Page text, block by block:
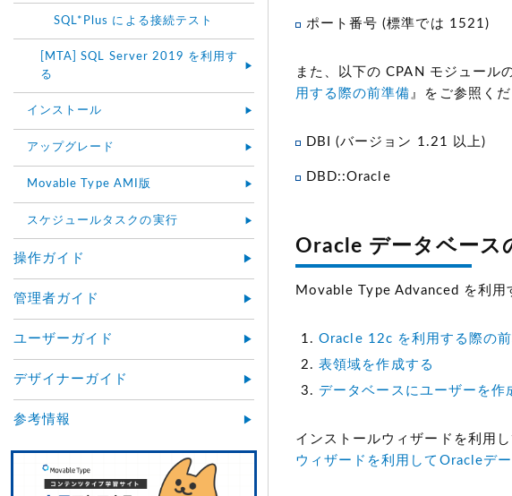
ポート番号 (標準では 1521)
また、以下の CPAN モジュール
用する際の前準備 』をご参照くだ
DBI (バージョン 1.21 以上)
DBD::Oracle
Oracle データベース
Movable Type Advanced を利用
Oracle 12c を利用する際の
表領域を作成する
データベースにユーザーを作
インストールウィザードを利用
ウィザードを利用してOracleデ
SQL*Plus による接続テスト
[MTA] SQL Server 2019 を利用す
る
インストール
アップグレード
Movable Type AMI版
スケジュールタスクの実行
操作ガイド
管理者ガイド
ユーザーガイド
デザイナーガイド
参考情報